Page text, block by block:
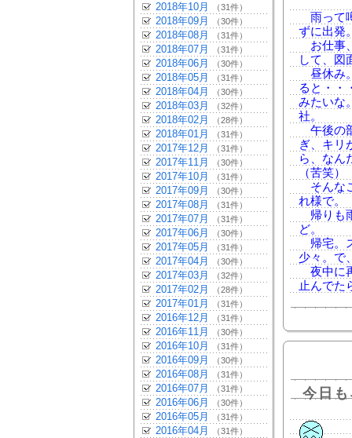
2018年10月 （31件）
2018年09月 （30件）
2018年08月 （31件）
2018年07月 （31件）
2018年06月 （30件）
2018年05月 （31件）
2018年04月 （30件）
2018年03月 （32件）
2018年02月 （28件）
2018年01月 （31件）
2017年12月 （31件）
2017年11月 （30件）
2017年10月 （31件）
2017年09月 （30件）
2017年08月 （31件）
2017年07月 （31件）
2017年06月 （30件）
2017年05月 （31件）
2017年04月 （30件）
2017年03月 （32件）
2017年02月 （28件）
2017年01月 （31件）
2016年12月 （31件）
2016年11月 （30件）
2016年10月 （31件）
2016年09月 （30件）
2016年08月 （31件）
2016年07月 （31件）
2016年06月 （30件）
2016年05月 （31件）
2016年04月 （31件）
雨って
ずに出発
お仕事
して、図
昼休み
ると・・
みたいな
社。
午後の
ぎ、キリ
ら、なん
（苦笑）
そんな
れ様で。
帰りも
ど。
帰宅。
少々。で
夜中に
止んでた
今日